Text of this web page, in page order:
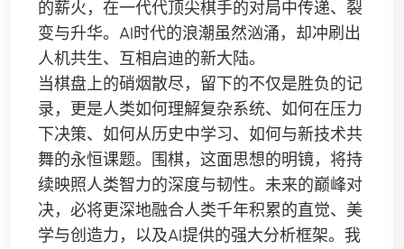
的薪火，在一代代顶尖棋手的对局中传递、裂
变与升华。AI时代的浪潮虽然汹涌，却冲刷出
人机共生、互相启迪的新大陆。
当棋盘上的硝烟散尽，留下的不仅是胜负的记
录，更是人类如何理解复杂系统、如何在压力
下决策、如何从历史中学习、如何与新技术共
舞的永恒课题。围棋，这面思想的明镜，将持
续映照人类智力的深度与韧性。未来的巅峰对
决，必将更深地融合人类千年积累的直觉、美
学与创造力，以及AI提供的强大分析框架。我